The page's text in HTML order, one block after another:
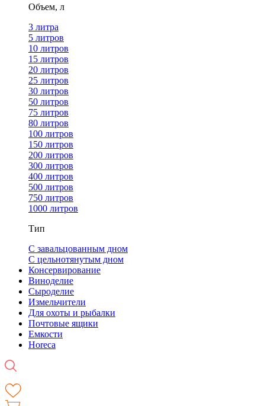
Объем, л
3 литра
5 литров
10 литров
15 литров
20 литров
25 литров
30 литров
50 литров
75 литров
80 литров
100 литров
150 литров
200 литров
300 литров
400 литров
500 литров
750 литров
1000 литров
Тип
С завальцованным дном
С цельнотянутым дном
Консервирование
Виноделие
Сыроделие
Измельчители
Для охоты и рыбалки
Почтовые ящики
Емкости
Horeca